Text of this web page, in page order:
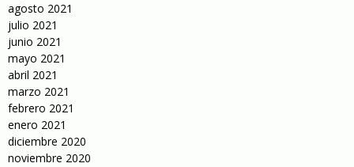
agosto 2021
julio 2021
junio 2021
mayo 2021
abril 2021
marzo 2021
febrero 2021
enero 2021
diciembre 2020
noviembre 2020